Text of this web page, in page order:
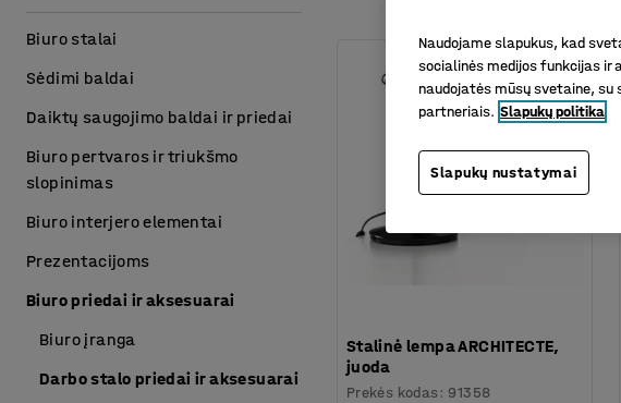
Stalinė lempa ARCHITECTE,
juoda
Prekės kodas : 91358
Biuro stalai
Sėdimi baldai
Daiktų saugojimo baldai ir priedai
Biuro pertvaros ir triukšmo
slopinimas
Biuro interjero elementai
Prezentacijoms
Biuro priedai ir aksesuarai
Biuro įranga
Darbo stalo priedai ir aksesuarai
Naudojame slapukus, kad
socialinės medijos funkcijas
naudojatės mūsų svetaine,
partneriais. Slapukų politika
Slapukų nustatymai